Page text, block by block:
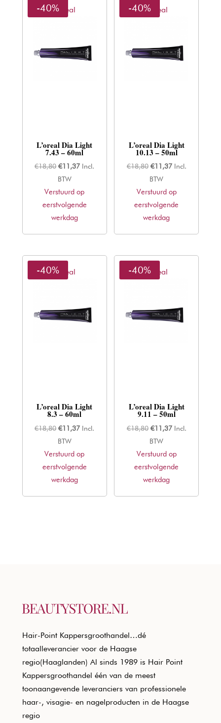
L'oreal
-40%
L’oreal Dia Light
7.43 – 60ml
€18,80 Oorspronkelijke
prijs
was:
€18,80.
€11,37Huidige
is:
€11,37.
Incl.
BTW
Verstuurd op
eerstvolgende
werkdag
L'oreal
-40%
L’oreal Dia Light
10.13 – 50ml
€18,80 Oorspronkelijke
prijs
was:
€18,80.
€11,37Huidige
is:
€11,37.
Incl.
BTW
Verstuurd op
eerstvolgende
werkdag
L'oreal
-40%
L’oreal Dia Light
8.3 – 60ml
€18,80 Oorspronkelijke
prijs
was:
€18,80.
€11,37Huidige
is:
€11,37.
Incl.
BTW
Verstuurd op
eerstvolgende
werkdag
L'oreal
-40%
L’oreal Dia Light
9.11 – 50ml
€18,80 Oorspronkelijke
prijs
was:
€18,80.
€11,37Huidige
is:
€11,37.
Incl.
BTW
Verstuurd op
eerstvolgende
werkdag
Hair-Point Kappersgroothandel…dé
totaalleverancier voor de Haagse
regio(Haaglanden) Al sinds 1989 is Hair Point
Kappersgroothandel één van de meest
toonaangevende leveranciers van professionele
haar-, visagie- en nagelproducten in de Haagse
regio